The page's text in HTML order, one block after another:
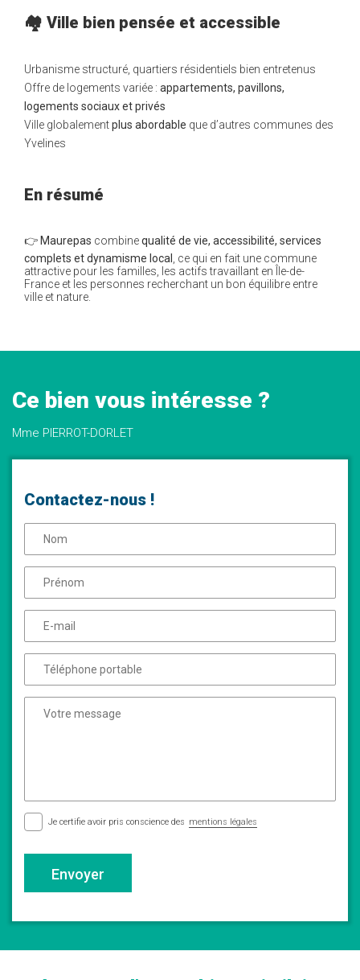
🏘️ Ville bien pensée et accessible
Urbanisme structuré, quartiers résidentiels bien entretenus
Offre de logements variée : appartements, pavillons,
logements sociaux et privés
Ville globalementplus abordable que d’autres communes des
Yvelines
En résumé
👉 Maurepas combinequalité de vie, accessibilité, services
complets et dynamisme local , ce qui en fait une commune
attractive pour les familles, les actifs travaillant en Île-de-
France et les personnes recherchant un bon équilibre entre
ville et nature.
Ce bien vous intéresse ?
Mme PIERROT-DORLET
Contactez-nous !
Je certifie avoir pris conscience des mentions légales
Envoyer